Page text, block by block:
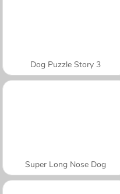
Dog Puzzle Story 3
Super Long Nose Dog